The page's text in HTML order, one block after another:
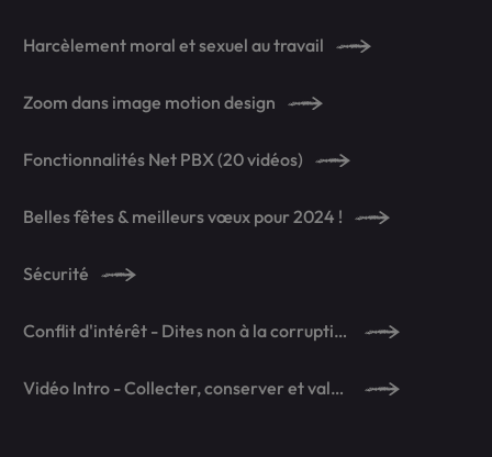
Harcèlement moral et sexuel au travail
Zoom dans image motion design
Fonctionnalités Net PBX (20 vidéos)
Belles fêtes & meilleurs vœux pour 2024 !
Sécurité
Conflit d'intérêt - Dites non à la corruption !
Vidéo Intro - Collecter, conserver et valoriser le patrimoine MICHELIN